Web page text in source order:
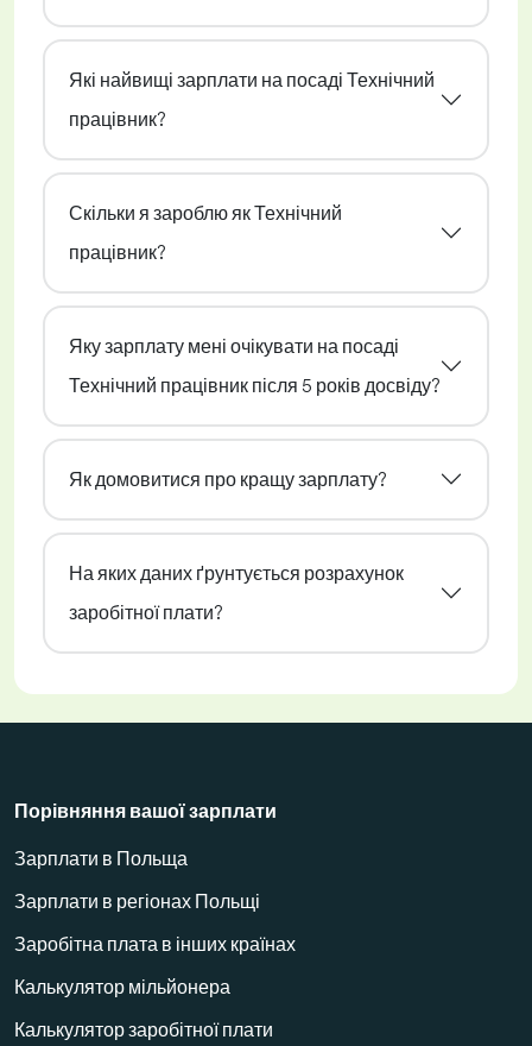
Які найвищі зарплати на посаді Технічний
працівник?
Скільки я зароблю як Технічний
працівник?
Яку зарплату мені очікувати на посаді
Технічний працівник після 5 років досвіду?
Як домовитися про кращу зарплату?
На яких даних ґрунтується розрахунок
заробітної плати?
Порівняння вашої зарплати
Зарплати в Польща
Зарплати в регіонах Польщі
Заробітна плата в інших країнах
Калькулятор мільйонера
Калькулятор заробітної плати